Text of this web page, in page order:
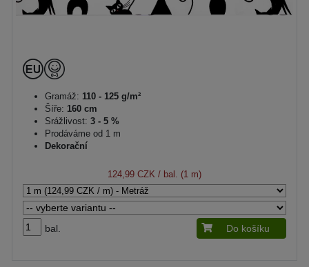
Gramáž: 110 - 125 g/m²
Šíře: 160 cm
Srážlivost: 3 - 5 %
Prodáváme od 1 m
Dekorační
124,99 CZK / bal. (1 m)
bal. Do košíku